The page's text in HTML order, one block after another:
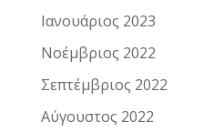
Ιανουάριος 2023
Νοέμβριος 2022
Σεπτέμβριος 2022
Αύγουστος 2022